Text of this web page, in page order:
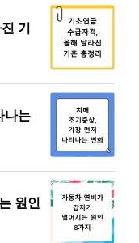
기
나는
원인